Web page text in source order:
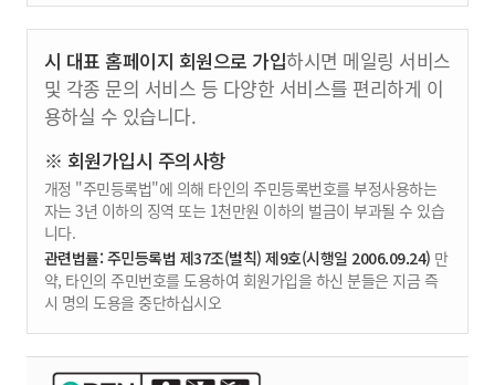
시 대표 홈페이지 회원으로 가입하시면 메일링 서비스
및 각종 문의 서비스 등 다양한 서비스를 편리하게 이
용하실 수 있습니다.
※ 회원가입시 주의사항
개정 "주민등록법"에 의해 타인의 주민등록번호를 부정사용하는
자는 3년 이하의 징역 또는 1천만원 이하의 벌금이 부과될 수 있습
니다.
관련법률: 주민등록법 제37조(벌칙) 제9호(시행일 2006.09.24) 만
약, 타인의 주민번호를 도용하여 회원가입을 하신 분들은 지금 즉
시 명의 도용을 중단하십시오